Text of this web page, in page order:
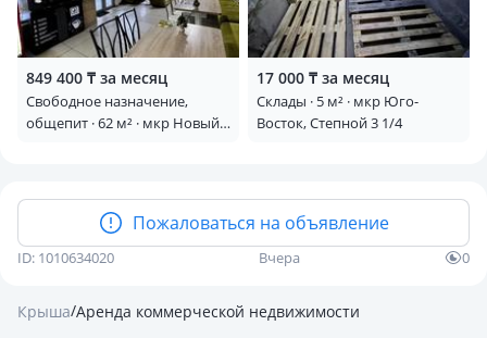
849 400 ₸ за месяц
Свободное назначение,
общепит · 62 м² · мкр Новый
17 000 ₸ за месяц
Склады · 5 м² · мкр Юго-
Восток, Степной 3 1/4
Пожаловаться на объявление
ID: 1010634020 Вчера 0
Крыша/Аренда коммерческой недвижимости